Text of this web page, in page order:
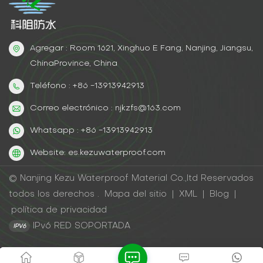
incluso en zonas con alta humedad como cocinas o
Lo convierten en el compañero perfecto para
materiales impermeables, protegiendo las superficies
del óxido y la corrosión. ¿Buscas mejorar tu espacio?
selladores impermeables para un acabado
impecable y a prueba de futuro.
Agregar : Room 1621, Xinghuo E Fang, Nanjing, Jiangsu,
ChinaProvince, China
Teléfono : +86 -13913942913
Correo electrónico : njkzfs@163.com
Whatsapp : +86 -13913942913
Website: es.kezuwaterproof.com
© Nanjing Kezu Waterproof Material Co.,ltd Reservados
todos los derechos .
Mapa del sitio XML Blog
política de privacidad
IPv6 RED SOPORTADA